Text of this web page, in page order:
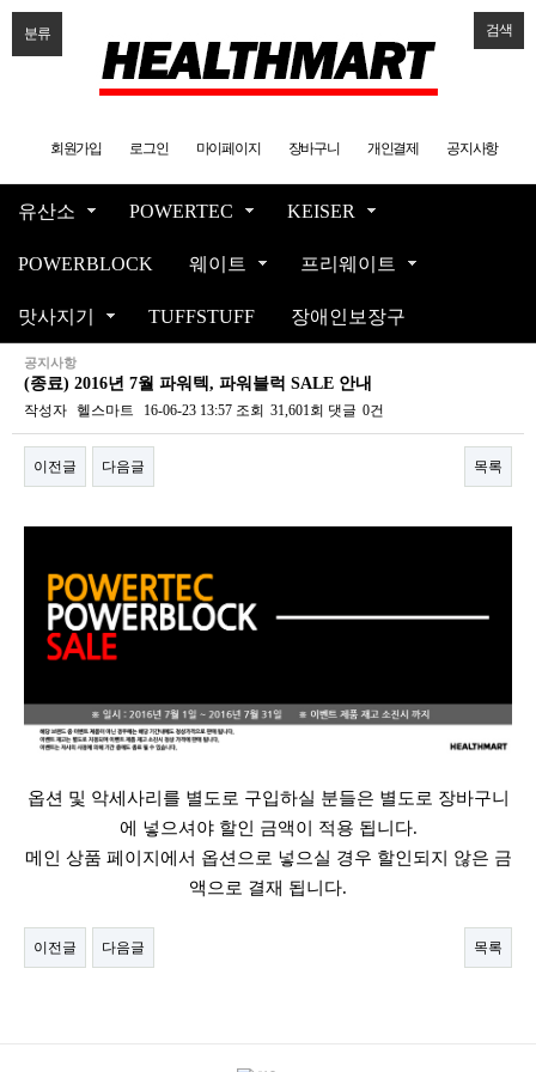
분류 검색
회원가입 로그인 마이페이지 장바구니 개인결제 공지사항
유산소 POWERTEC KEISER
POWERBLOCK 웨이트 프리웨이트
맛사지기 TUFFSTUFF 장애인보장구
공지사항
(종료) 2016년 7월 파워텍, 파워블럭 SALE 안내
작성자 헬스마트 16-06-23 13:57 조회 31,601회 댓글 0건
이전글 다음글 목록
본문
옵션 및 악세사리를 별도로 구입하실 분들은 별도로 장바구니
에 넣으셔야 할인 금액이 적용 됩니다.
메인 상품 페이지에서 옵션으로 넣으실 경우 할인되지 않은 금
액으로 결재 됩니다.
이전글 다음글 목록